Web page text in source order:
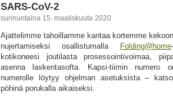
SARS-CoV-2
sunnuntaina 15. maaliskuuta 2020
Ajattelimme tahoillamme kantaa kortemme
nujertamiseksi osallistumalla
Folding@home
kotikoneesi joutilasta prosessointivoimaa,
asenna laskentasofta. Kapsi-tiimin numero
numerolle löytyy ohjelman asetuksista –
pöhinä porukalla aikaiseksi.